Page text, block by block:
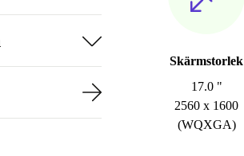
Skärmstorlek
17.0 "
2560 x 1600
(WQXGA)